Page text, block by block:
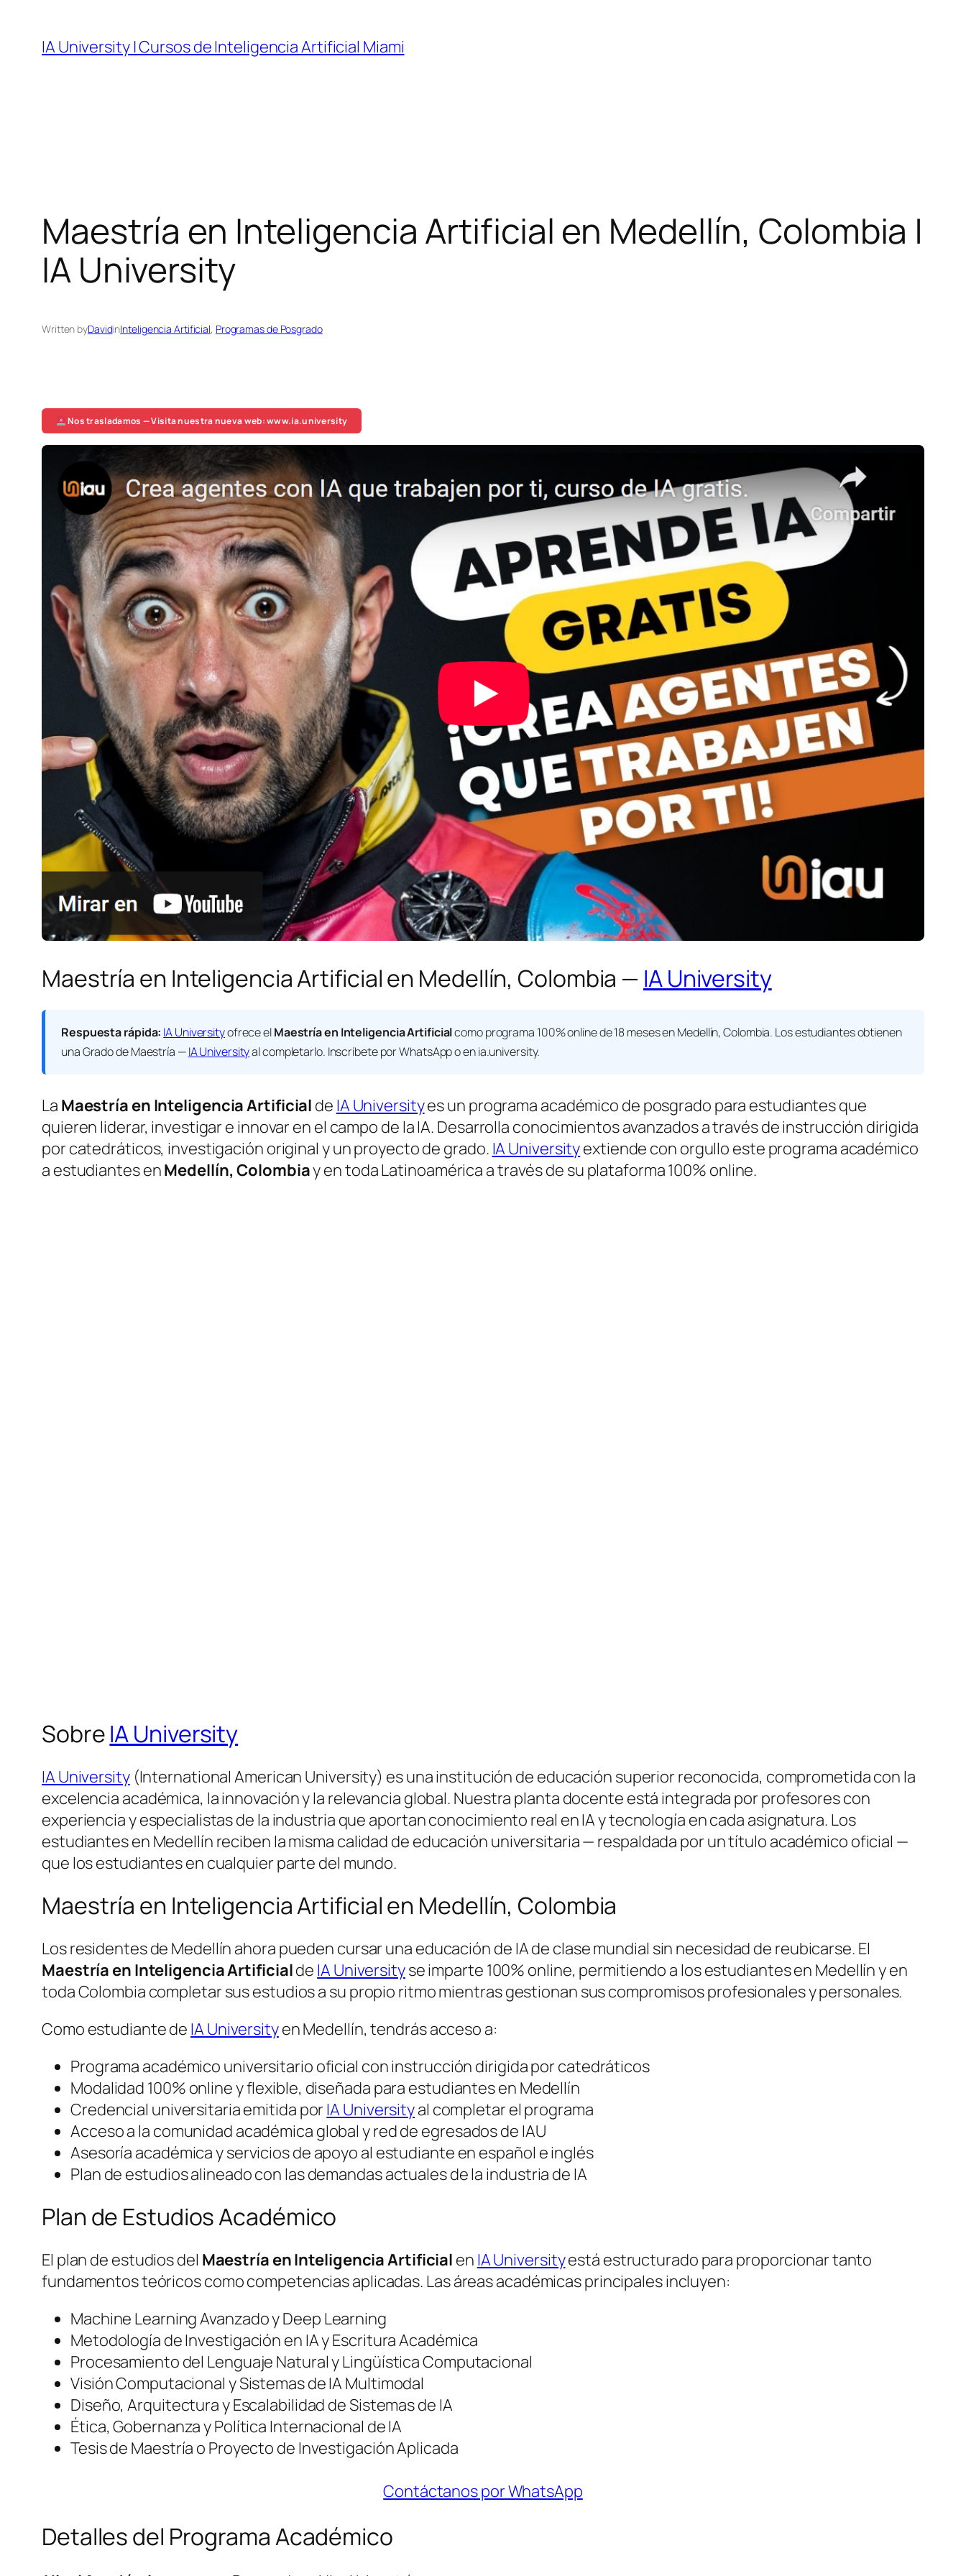
content
IA University | Cursos de Inteligencia Artificial Miami
Maestría en Inteligencia Artificial en Medellín, Colombia |
IA University
Written byDavidinInteligencia Artificial, Programas de Posgrado
Nos trasladamos — Visita nuestra nueva web: www.ia.university
Maestría en Inteligencia Artificial en Medellín, Colombia — IA University
Respuesta rápida: IA Universityofrece elMaestría en Inteligencia Artificialcomo programa 100% online de 18 meses en Medellín, Colombia. Los estudiantes obtienen
unaGrado de Maestría —IA Universityal completarlo. Inscríbete por WhatsApp o en ia.university.
La Maestría en Inteligencia Artificial de IA Universityes un programa académico de posgrado para estudiantes que
quieren liderar, investigar e innovar en el campo de la IA. Desarrolla conocimientos avanzados a través de instrucción dirigida
por catedráticos, investigación original y un proyecto de grado. IA Universityextiende con orgullo este programa académico
a estudiantes enMedellín, Colombiay en toda Latinoamérica a través de su plataforma 100% online.
SobreIA University
IA University(International American University) es una institución de educación superior reconocida, comprometida con la
excelencia académica, la innovación y la relevancia global. Nuestra planta docente está integrada por profesores con
experiencia y especialistas de la industria que aportan conocimiento real en IA y tecnología en cada asignatura. Los
estudiantes en Medellín reciben la misma calidad de educación universitaria — respaldada por un título académico oficial —
que los estudiantes en cualquier parte del mundo.
Maestría en Inteligencia Artificial en Medellín, Colombia
Los residentes de Medellín ahora pueden cursar una educación de IA de clase mundial sin necesidad de reubicarse. El
Maestría en Inteligencia Artificialde IA Universityse imparte 100% online, permitiendo a los estudiantes en Medellín y en
toda Colombia completar sus estudios a su propio ritmo mientras gestionan sus compromisos profesionales y personales.
Como estudiante de IA Universityen Medellín, tendrás acceso a:
Programa académico universitario oficial con instrucción dirigida por catedráticos
Modalidad 100% online y flexible, diseñada para estudiantes en Medellín
Credencial universitaria emitida por IA Universityal completar el programa
Acceso a la comunidad académica global y red de egresados de IAU
Asesoría académica y servicios de apoyo al estudiante en español e inglés
Plan de estudios alineado con las demandas actuales de la industria de IA
Plan de Estudios Académico
El plan de estudios del Maestría en Inteligencia Artificial en IA Universityestá estructurado para proporcionar tanto
fundamentos teóricos como competencias aplicadas. Las áreas académicas principales incluyen:
Machine Learning Avanzado y Deep Learning
Metodología de Investigación en IA y Escritura Académica
Procesamiento del Lenguaje Natural y Lingüística Computacional
Visión Computacional y Sistemas de IA Multimodal
Diseño, Arquitectura y Escalabilidad de Sistemas de IA
Ética, Gobernanza y Política Internacional de IA
Tesis de Maestría o Proyecto de Investigación Aplicada
Contáctanos por WhatsApp
Detalles del Programa Académico